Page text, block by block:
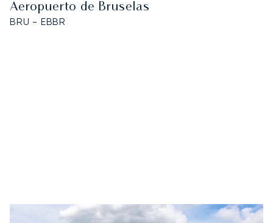
Aeropuerto de Bruselas
BRU - EBBR